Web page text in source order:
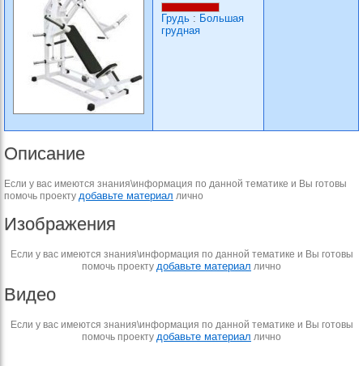
Грудь : Большая
грудная
Описание
Если у вас имеются знания\информация по данной тематике и Вы готовы
помочь проекту добавьте материал лично
Изображения
Если у вас имеются знания\информация по данной тематике и Вы готовы
помочь проекту добавьте материал лично
Видео
Если у вас имеются знания\информация по данной тематике и Вы готовы
помочь проекту добавьте материал лично